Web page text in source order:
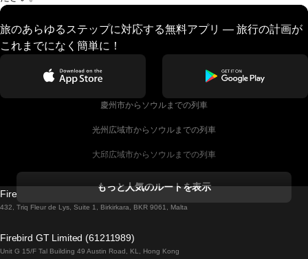
旅のあらゆるステップに対応する無料アプリ — 旅行の計画が
これまでになく簡単に！
慶州市からソウルまでの列車
光州広域市からソウルまでの列車
大邱広域市からソウルまでの列車
ダブリンからゴールウェイまでの列車
ローマからナポリまでの列車
もっと人気のルートを表示
Firebird GT Limited (OC 1451)
432, Triq Fleur de Lys, Suite 1, Birkirkara, BKR 9061, Malta
Firebird GT Limited (61211989)
Unit G 15/F Tal Building 49 Austin Road, KL, Hong Kong